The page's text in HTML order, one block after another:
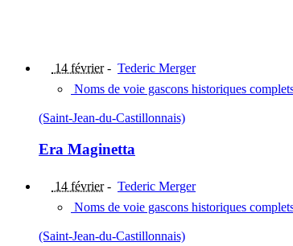
14 février- Tederic Merger
Noms de voie gascons historiques
(Saint-Jean-du-Castillonnais)
Era Maginetta
14 février- Tederic Merger
Noms de voie gascons historiques
(Saint-Jean-du-Castillonnais)